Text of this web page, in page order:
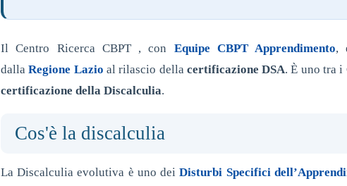
Il Centro Ricerca CBPT , con Equipe CBPT Apprendimento,
dalla Regione Lazio al rilascio della certificazione DSA. È uno tra i
certificazione della Discalculia.
Cos'è la discalculia
La Discalculia evolutiva è uno dei Disturbi Specifici